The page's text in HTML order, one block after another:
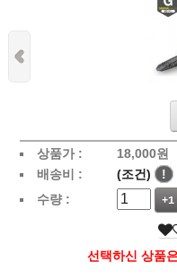
상품가 : 18,000원
배송비 :
(조건)
!
수량 :
+1
선택하신 상품